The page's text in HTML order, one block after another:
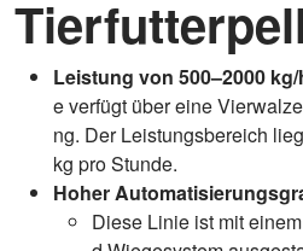
Leistung von 500–2000 kg/
e verfügt über eine
ng. Der Leistungsbereich
kg pro Stunde.
Hoher
Diese Linie ist mit